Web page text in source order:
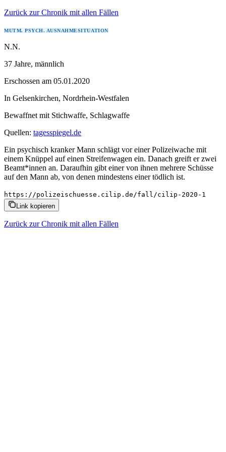
Zurück zur Chronik mit allen Fällen
MUTM. PSYCH. AUSNAHMESITUATION
N.N.
37 Jahre, männlich
Erschossen am 05.01.2020
In Gelsenkirchen, Nordrhein-Westfalen
Bewaffnet mit Stichwaffe, Schlagwaffe
Quellen: tagesspiegel.de
Ein psychisch kranker Mann schlägt vor einer Polizeiwache mit
einem Knüppel auf einen Streifenwagen ein. Danach greift er zwei
Beamt*innen an. Daraufhin gibt einer von ihnen mehrere Schüsse
auf den Mann ab, von denen mindestens einer tödlich ist.
https://polizeischuesse.cilip.de/fall/cilip-2020-1
Link kopieren
Zurück zur Chronik mit allen Fällen